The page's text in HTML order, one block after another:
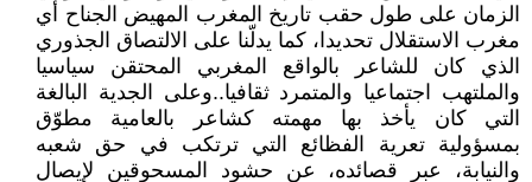
الزمان على طول حقب تاريخ المغرب المهيض الجناح أي
مغرب الاستقلال تحديدا، كما يدلّنا على الالتصاق الجذوري
الذي كان للشاعر بالواقع المغربي المحتقن سياسيا
والملتهب اجتماعيا والمتمرد ثقافيا..وعلى الجدية البالغة
التي كان يأخذ بها مهمته كشاعر بالعامية مطوّق
بمسؤولية تعرية الفظائع التي ترتكب في حق شعبه
والنيابة، عبر قصائده، عن حشود المسحوقين لإيصال